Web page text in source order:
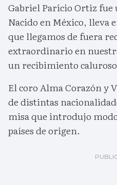
Gabriel Paricio Ortiz fue
Nacido en México, lleva
que llegamos de fuera
extraordinario en
un recibimiento caluroso
El coro Alma Corazón y
de distintas
misa que introdujo
países de origen.